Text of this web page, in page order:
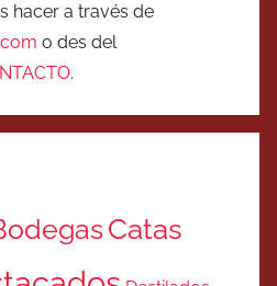
hacer a través de
o des del
.
Catas